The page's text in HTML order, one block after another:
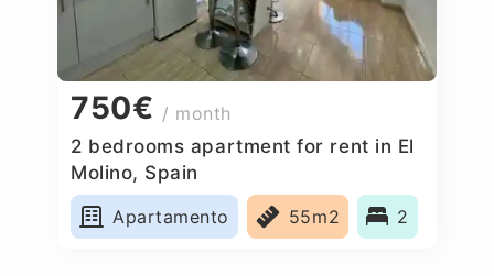
750€ / month
2 bedrooms apartment for rent in El
Molino, Spain
Apartamento
55m2 2